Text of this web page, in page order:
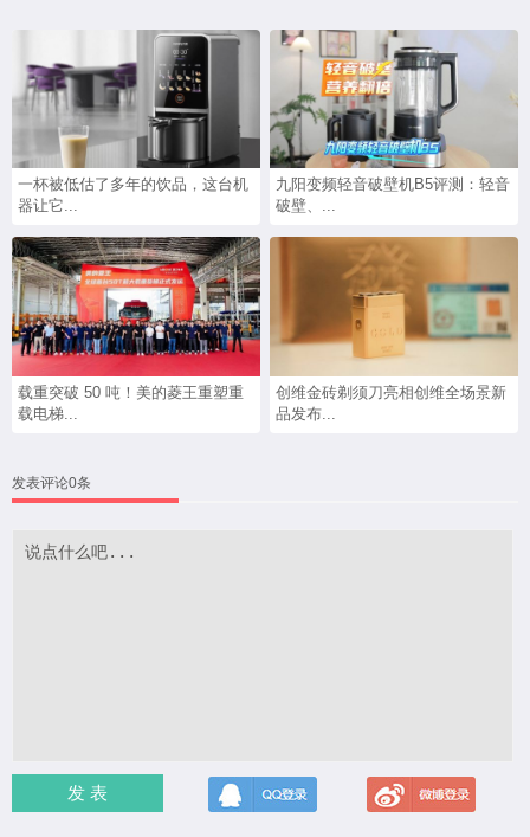
一杯被低估了多年的饮品，这台机
器让它...
九阳变频轻音破壁机B5评测：轻音
破壁、...
载重突破 50 吨！美的菱王重塑重
载电梯...
创维金砖剃须刀亮相创维全场景新
品发布...
发表评论0条
发 表